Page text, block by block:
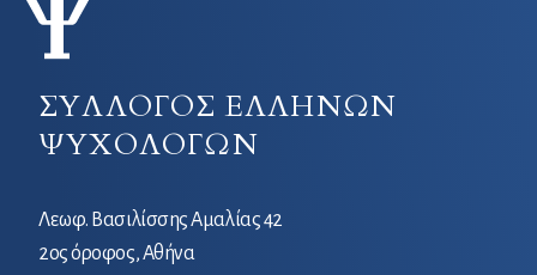
ΣΥΛΛΟΓΟΣ ΕΛΛΗΝΩΝ
ΨΥΧΟΛΟΓΩΝ
Λεωφ. Βασιλίσσης Αμαλίας 42
2ος όροφος, Αθήνα